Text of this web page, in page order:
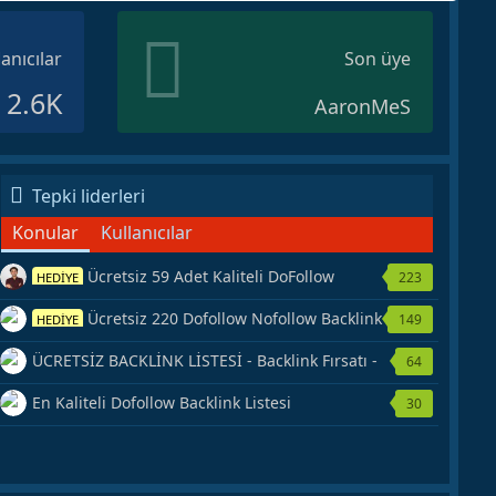
2.6K
Son üye
AaronMeS
Tepki liderleri
Konular
Kullanıcılar
HEDİYE Ücretsiz 59 Adet Kaliteli DoFollow
Backlink Kaynağı Veriyorum.
223
HEDİYE Ücretsiz 220 Dofollow Nofollow Backlink
Veriyorum
149
ÜCRETSİZ BACKLİNK LİSTESİ - Backlink Fırsatı -
Hemen Yetiş!
64
En Kaliteli Dofollow Backlink Listesi 30